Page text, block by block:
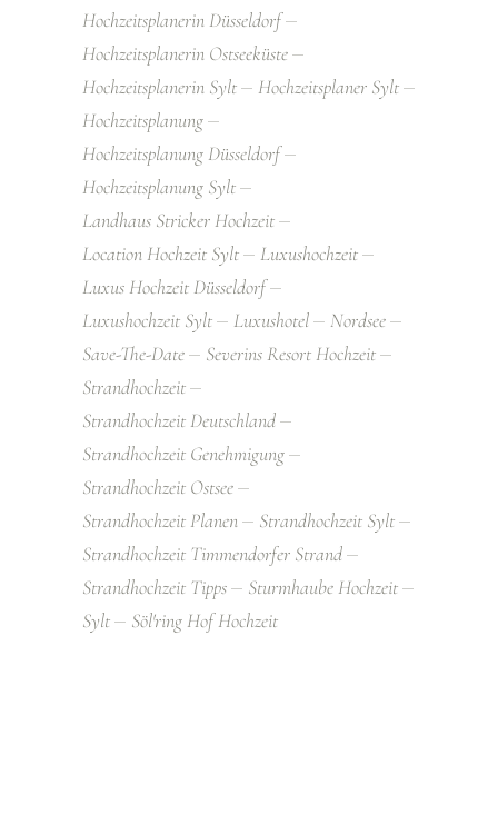
Hochzeitsplanerin Düsseldorf
Hochzeitsplanerin Ostseeküste
Hochzeitsplanerin Sylt
Hochzeitsplaner Sylt
Hochzeitsplanung
Hochzeitsplanung Düsseldorf
Hochzeitsplanung Sylt
Landhaus Stricker Hochzeit
Location Hochzeit Sylt
Luxushochzeit
Luxus Hochzeit Düsseldorf
Luxushochzeit Sylt
Luxushotel
Nordsee
Save-The-Date
Severins Resort Hochzeit
Strandhochzeit
Strandhochzeit Deutschland
Strandhochzeit Genehmigung
Strandhochzeit Ostsee
Strandhochzeit Planen
Strandhochzeit Sylt
Strandhochzeit Timmendorfer Strand
Strandhochzeit Tipps
Sturmhaube Hochzeit
Sylt
Söl'ring Hof Hochzeit